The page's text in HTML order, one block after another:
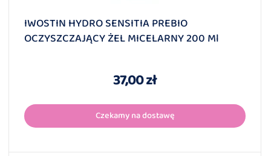
IWOSTIN HYDRO SENSITIA PREBIO
OCZYSZCZAJĄCY ŻEL MICELARNY 200 Ml
37,00 zł
Czekamy na dostawę